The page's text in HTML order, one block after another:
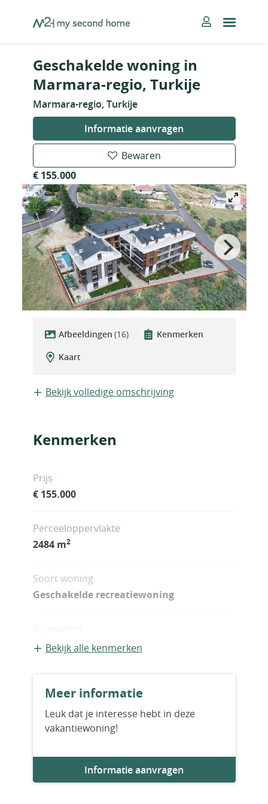
MySecondHome
Geschakelde woning in
Marmara-regio, Turkije
Marmara-regio, Turkije
Informatie aanvragen
Bewaren
€ 155.000
Afbeeldingen (16)
Kenmerken
Kaart
Bekijk volledige omschrijving
Kenmerken
Prijs
€ 155.000
Perceeloppervlakte
2484 m2
Soort woning
Geschakelde recreatiewoning
Bestaande bouw
2027
Aantal slaapkamers
Aantal badkamers
Bekijk alle kenmerken
Meer informatie
Leuk dat je interesse hebt in deze
vakantiewoning!
Informatie aanvragen